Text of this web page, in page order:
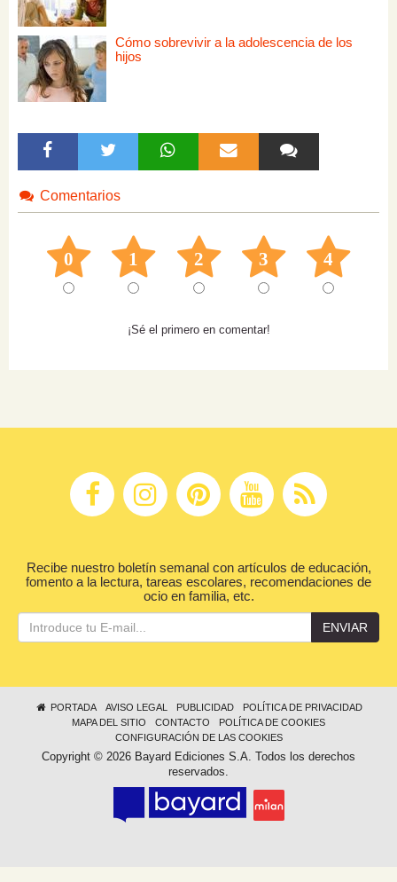
Cómo sobrevivir a la adolescencia de los
hijos
Comentarios
0 1 2 3 4
¡Sé el primero en comentar!
Recibe nuestro boletín semanal con artículos de educación,
fomento a la lectura, tareas escolares, recomendaciones de
ocio en familia, etc.
ENVIAR
PORTADA AVISO LEGAL PUBLICIDAD
POLÍTICA DE PRIVACIDAD
MAPA DEL SITIO
CONTACTO
POLÍTICA DE COOKIES
CONFIGURACIÓN DE LAS COOKIES
Copyright © 2026 Bayard Ediciones S.A. Todos los derechos
reservados.